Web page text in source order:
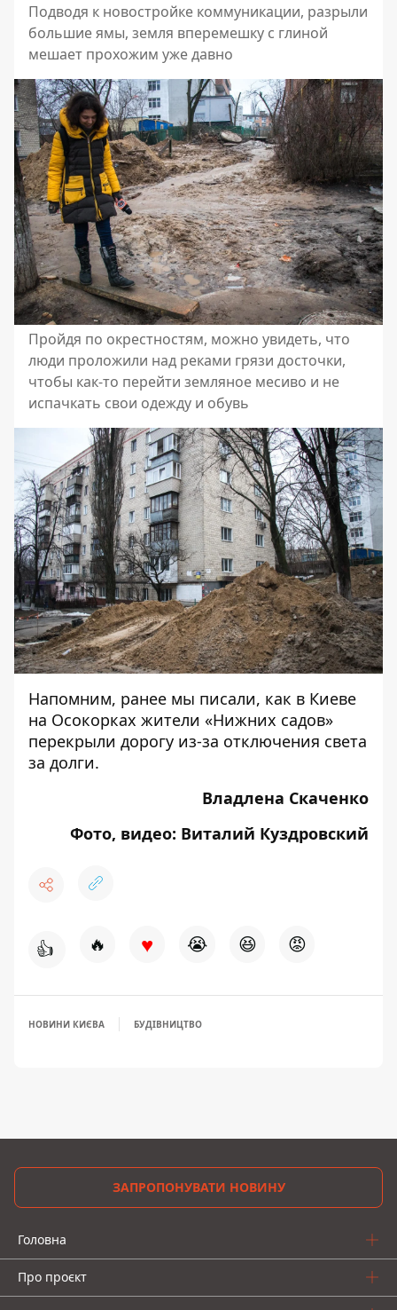
Подводя к новостройке коммуникации, разрыли
большие ямы, земля вперемешку с глиной
мешает прохожим уже давно
Пройдя по окрестностям, можно увидеть, что
люди проложили над реками грязи досточки,
чтобы как-то перейти земляное месиво и не
испачкать свои одежду и обувь
Напомним, ранее мы писали, как в Киеве
на Осокорках жители «Нижних садов»
перекрыли дорогу из-за отключения света
за долги.
Владлена Скаченко
Фото, видео: Виталий Куздровский
👍 🔥 ♥ 😭 😆 😡
НОВИНИ КИЄВА БУДІВНИЦТВО
ЗАПРОПОНУВАТИ НОВИНУ
Головна
Про проєкт